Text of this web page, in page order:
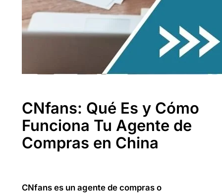
CNfans: Qué Es y Cómo
Funciona Tu Agente de
Compras en China
CNfans es un agente de compras o